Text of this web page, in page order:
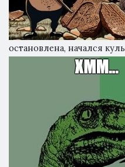
остановлена, начался